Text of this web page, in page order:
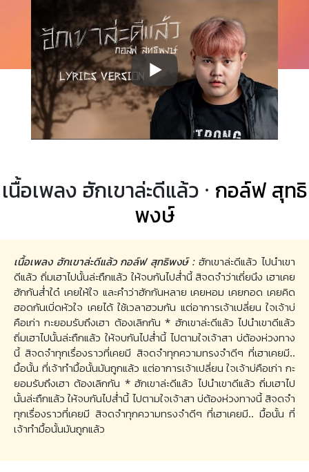
เนื้อเพลง ฮักเขาล่ะดีแล้ว · กอล์ฟ สุทธิ
พงษ์
เนื้อเพลง ฮักเขาล่ะดีแล้ว กอล์ฟ สุทธิพงษ์ :ฮักเขาล่ะดีแล้ว ไปนำเขา
ดีแล้ว ถิ่มเฮาไปนั้นล่ะถืกแล้ว ให้จบกันไปส่ำนี้ สิจดจำว่าเถี่ยนึง เฮาเคย
ฮักกันส่ำใด๋ เคยให้ใจ และคำว่าฮักกันหลาย เคยหอม เคยกอด เคยคิด
ฮอดกันเบิ่ดหัวใจ เคยได้ ใช้เวลาฮวมกัน แต่อาการเจ้าเปลี่ยน ใจเจ้าบ่
คือเก่า กะยอมรับถึงเฮา ต้องเลิกกัน * ฮักเขาล่ะดีแล้ว ไปนำเขาดีแล้ว
ถิ่มเฮาไปนั้นล่ะถืกแล้ว ให้จบกันไปส่ำนี้ ไปตามใจเจ้าสา บ่ต้องห่วงทาง
นี้ สิจดจำทุกเรื่องราวที่เคยมี สิจดจำทุกความทรงจำดีๆ ที่เฮาเคยมี..
มื้อนั้น ที่เจ้าทำมื้อนั้นมันถูกแล้ว แต่อาการเจ้าเปลี่ยน ใจเจ้าบ่คือเก่า กะ
ยอมรับถึงเฮา ต้องเลิกกัน * ฮักเขาล่ะดีแล้ว ไปนำเขาดีแล้ว ถิ่มเฮาไป
นั้นล่ะถืกแล้ว ให้จบกันไปส่ำนี้ ไปตามใจเจ้าสา บ่ต้องห่วงทางนี้ สิจดจำ
ทุกเรื่องราวที่เคยมี สิจดจำทุกความทรงจำดีๆ ที่เฮาเคยมี.. มื้อนั้น ที่
เจ้าทำมื้อนั้นมันถูกแล้ว